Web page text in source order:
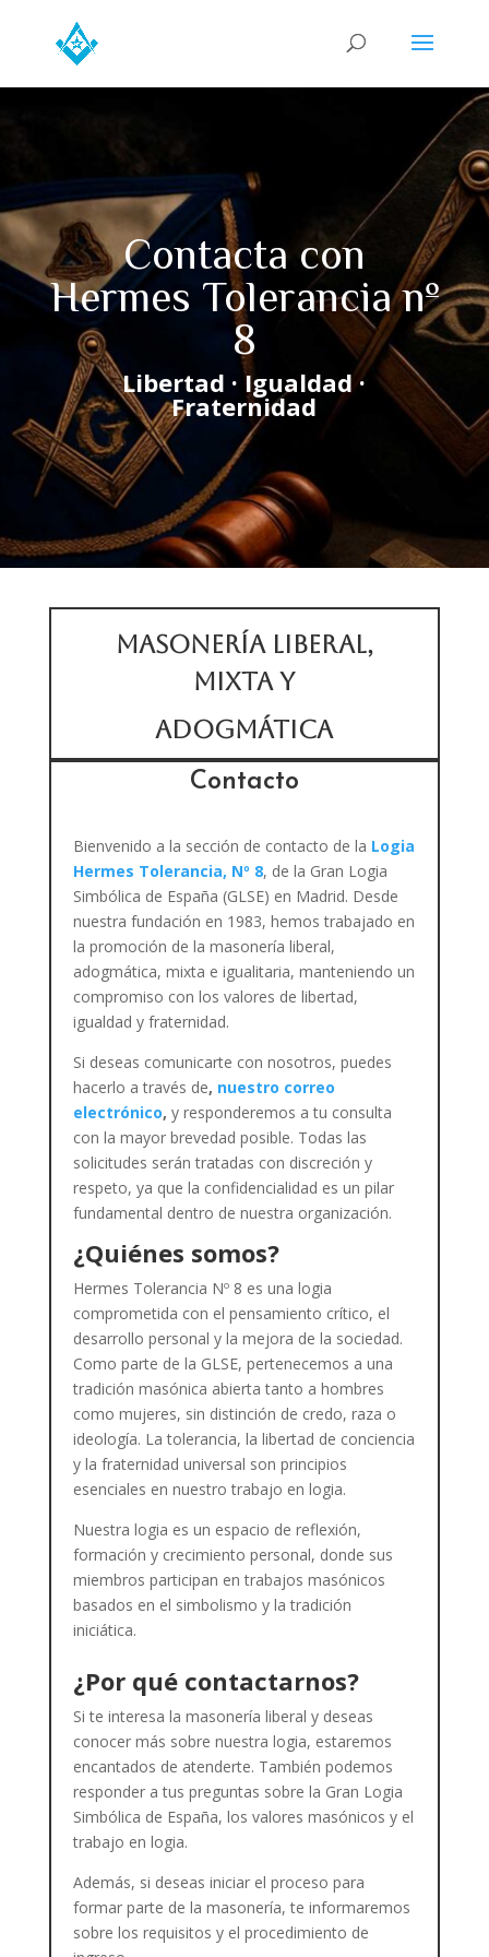
Contacta con
Hermes Tolerancia nº
8
Libertad · Igualdad ·
Fraternidad
Masonería liberal,
mixta y
adogmática
Contacto
Bienvenido a la sección de contacto de la Logia
Hermes Tolerancia, Nº 8, de la Gran Logia
Simbólica de España (GLSE) en Madrid. Desde
nuestra fundación en 1983, hemos trabajado en
la promoción de la masonería liberal,
adogmática, mixta e igualitaria, manteniendo un
compromiso con los valores de libertad,
igualdad y fraternidad.
Si deseas comunicarte con nosotros, puedes
hacerlo a través de, nuestro correo
electrónico, y responderemos a tu consulta
con la mayor brevedad posible. Todas las
solicitudes serán tratadas con discreción y
respeto, ya que la confidencialidad es un pilar
fundamental dentro de nuestra organización.
¿Quiénes somos?
Hermes Tolerancia Nº 8 es una logia
comprometida con el pensamiento crítico, el
desarrollo personal y la mejora de la sociedad.
Como parte de la GLSE, pertenecemos a una
tradición masónica abierta tanto a hombres
como mujeres, sin distinción de credo, raza o
ideología. La tolerancia, la libertad de conciencia
y la fraternidad universal son principios
esenciales en nuestro trabajo en logia.
Nuestra logia es un espacio de reflexión,
formación y crecimiento personal, donde sus
miembros participan en trabajos masónicos
basados en el simbolismo y la tradición
iniciática.
¿Por qué contactarnos?
Si te interesa la masonería liberal y deseas
conocer más sobre nuestra logia, estaremos
encantados de atenderte. También podemos
responder a tus preguntas sobre la Gran Logia
Simbólica de España, los valores masónicos y el
trabajo en logia.
Además, si deseas iniciar el proceso para
formar parte de la masonería, te informaremos
sobre los requisitos y el procedimiento de